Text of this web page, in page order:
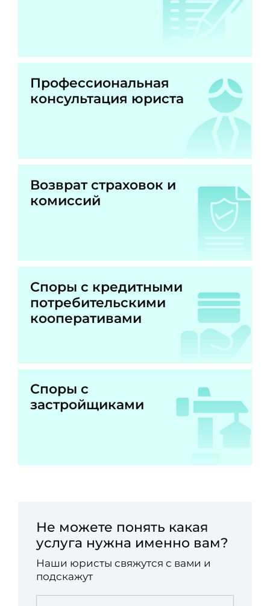
Профессиональная
консультация юриста
Возврат страховок и
комиссий
Споры с кредитными
потребительскими
кооперативами
Споры с
застройщиками
Не можете понять какая
услуга нужна именно вам?
Наши юристы свяжутся с вами и
подскажут